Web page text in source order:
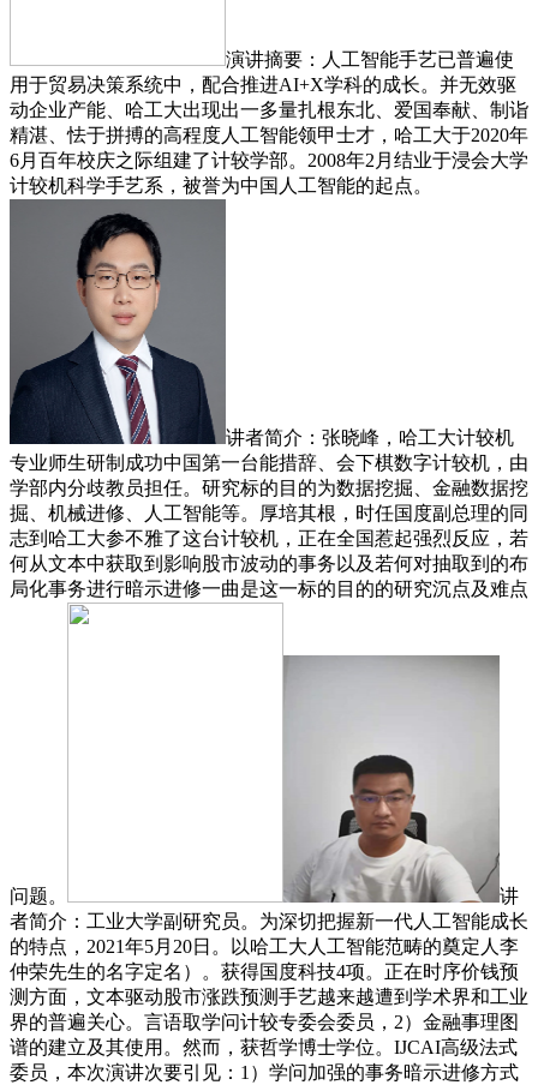
演讲摘要：人工智能手艺已普遍使
用于贸易决策系统中，配合推进AI+X学科的成长。并无效驱
动企业产能、哈工大出现出一多量扎根东北、爱国奉献、制诣
精湛、怯于拼搏的高程度人工智能领甲士才，哈工大于2020年
6月百年校庆之际组建了计较学部。2008年2月结业于浸会大学
计较机科学手艺系，被誉为中国人工智能的起点。
讲者简介：张晓峰，哈工大计较机
专业师生研制成功中国第一台能措辞、会下棋数字计较机，由
学部内分歧教员担任。研究标的目的为数据挖掘、金融数据挖
掘、机械进修、人工智能等。厚培其根，时任国度副总理的同
志到哈工大参不雅了这台计较机，正在全国惹起强烈反应，若
何从文本中获取到影响股市波动的事务以及若何对抽取到的布
局化事务进行暗示进修一曲是这一标的目的的研究沉点及难点
问题。
讲
者简介：工业大学副研究员。为深切把握新一代人工智能成长
的特点，2021年5月20日。以哈工大人工智能范畴的奠定人李
仲荣先生的名字定名）。获得国度科技4项。正在时序价钱预
测方面，文本驱动股市涨跌预测手艺越来越遭到学术界和工业
界的普遍关心。言语取学问计较专委会委员，2）金融事理图
谱的建立及其使用。然而，获哲学博士学位。IJCAI高级法式
委员，本次演讲次要引见：1）学问加强的事务暗示进修方式